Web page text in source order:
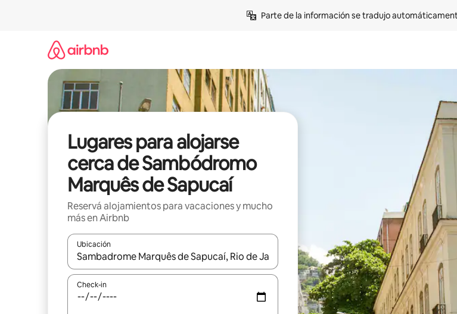
Parte de la información se tradujo
Lugares para alojarse
cerca de Sambódromo
Marquês de Sapucaí
Reservá alojamientos para vacaciones y mucho
más en Airbnb
Ubicación
Cuando los resultados estén disponibles, navegá con las teclas de flecha hacia arriba y hacia
Check-in